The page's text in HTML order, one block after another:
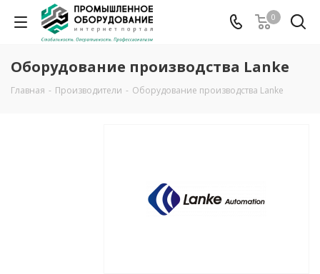
0
Оборудование производства Lanke
Главная - Производители - Оборудование производства Lanke